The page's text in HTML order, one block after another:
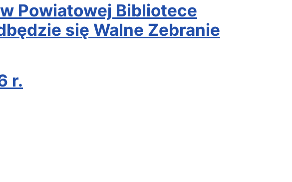
Powiatowej Bibliotece
się Walne Zebranie
r.